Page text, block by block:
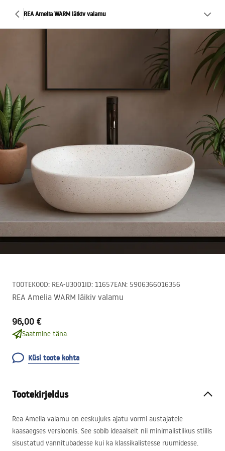
REA Amelia WARM läikiv valamu
TOOTEKOOD: REA-U3001ID: 11657EAN: 5906366016356
REA Amelia WARM läikiv valamu
96,00 €
Saatmine täna.
Küsi toote kohta
Tootekirjeldus
Rea Amelia valamu on eeskujuks ajatu vormi austajatele
kaasaegses versioonis. See sobib ideaalselt nii minimalistlikus stiilis
sisustatud vannitubadesse kui ka klassikalistesse ruumidesse.